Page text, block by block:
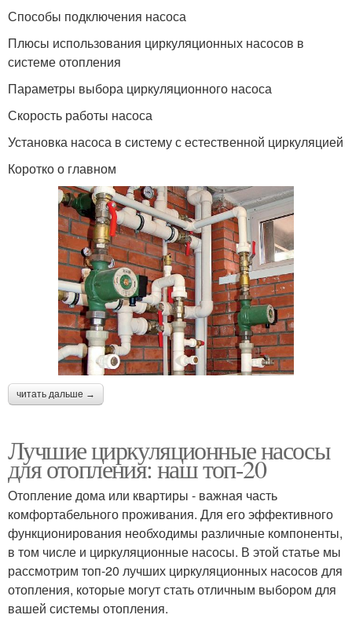
Способы подключения насоса
Плюсы использования циркуляционных насосов в
системе отопления
Параметры выбора циркуляционного насоса
Скорость работы насоса
Установка насоса в систему с естественной циркуляцией
Коротко о главном
читать дальше →
Лучшие циркуляционные насосы
для отопления: наш топ-20
Отопление дома или квартиры - важная часть
комфортабельного проживания. Для его эффективного
функционирования необходимы различные компоненты,
в том числе и циркуляционные насосы. В этой статье мы
рассмотрим топ-20 лучших циркуляционных насосов для
отопления, которые могут стать отличным выбором для
вашей системы отопления.